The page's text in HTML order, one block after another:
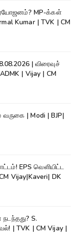
MP-க்கள்
| TVK | CM
| விரைவுச்
| Vijay | CM
| Modi | BJP|
EPS வெளியிட்ட
Vijay|Kaveri| DK
S.
| TVK | CM Vijay |